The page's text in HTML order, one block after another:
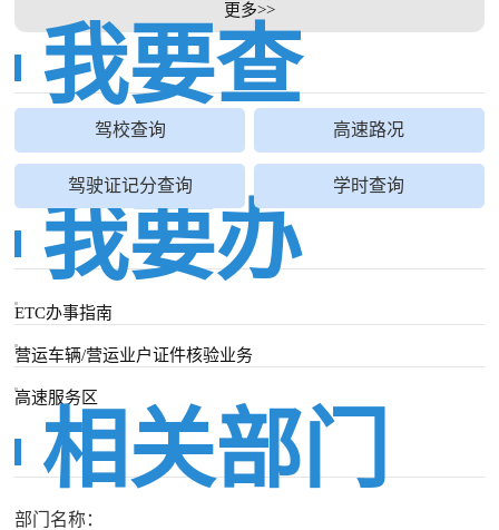
更多>>
我要查
驾校查询 高速路况
驾驶证记分查询 学时查询
我要办
ETC办事指南
营运车辆/营运业户证件核验业务
高速服务区
相关部门
部门名称：